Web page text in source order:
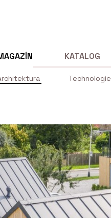
Technologie
KATALOG